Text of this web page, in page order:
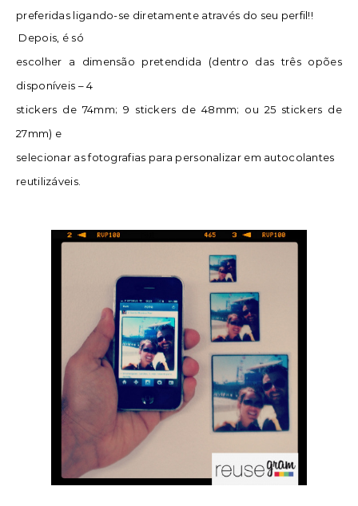
preferidas ligando-se diretamente através do seu perfil!!
Depois, é só
escolher a dimensão pretendida (dentro das três opões
disponíveis – 4
stickers de 74mm; 9 stickers de 48mm; ou 25 stickers de
27mm) e
selecionar as fotografias para personalizar em autocolantes
reutilizáveis.